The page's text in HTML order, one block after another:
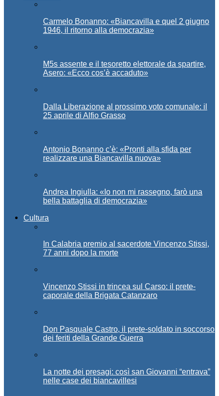
Carmelo Bonanno: «Biancavilla e quel 2 giugno
1946, il ritorno alla democrazia»
M5s assente e il tesoretto elettorale da spartire,
Asero: «Ecco cos’è accaduto»
Dalla Liberazione al prossimo voto comunale: il
25 aprile di Alfio Grasso
Antonio Bonanno c’è: «Pronti alla sfida per
realizzare una Biancavilla nuova»
Andrea Ingiulla: «Io non mi rassegno, farò una
bella battaglia di democrazia»
Cultura
In Calabria premio al sacerdote Vincenzo Stissi,
77 anni dopo la morte
Vincenzo Stissi in trincea sul Carso: il prete-
caporale della Brigata Catanzaro
Don Pasquale Castro, il prete-soldato in soccorso
dei feriti della Grande Guerra
La notte dei presagi: così san Giovanni “entrava”
nelle case dei biancavillesi